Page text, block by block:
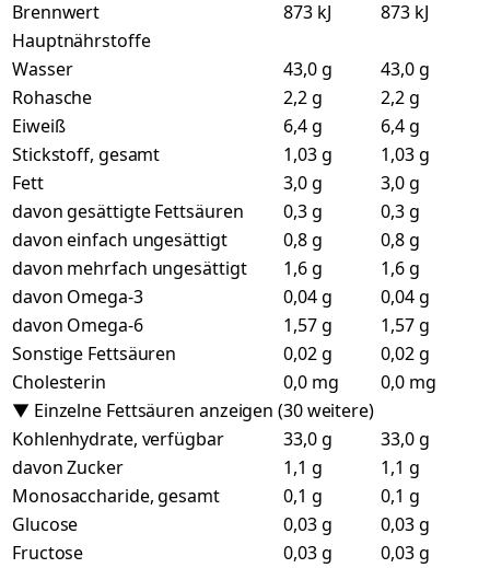
Brennwert 873 kJ
873 kJ
Hauptnährstoffe
Wasser
43,0 g
43,0 g
Rohasche
2,2 g
2,2 g
Eiweiß
6,4 g
6,4 g
Stickstoff, gesamt
1,03 g
1,03 g
Fett
3,0 g
3,0 g
davon gesättigte Fettsäuren
0,3 g
0,3 g
davon einfach ungesättigt
0,8 g
0,8 g
davon mehrfach ungesättigt
1,6 g
1,6 g
davon Omega-3
0,04 g
0,04 g
davon Omega-6
1,57 g
1,57 g
Sonstige Fettsäuren
0,02 g
0,02 g
Cholesterin
0,0 mg
0,0 mg
▼ Einzelne Fettsäuren anzeigen (30 weitere)
Kohlenhydrate, verfügbar
33,0 g
33,0 g
davon Zucker
1,1 g
1,1 g
Monosaccharide, gesamt
0,1 g
0,1 g
Glucose
0,03 g
0,03 g
Fructose
0,03 g
0,03 g